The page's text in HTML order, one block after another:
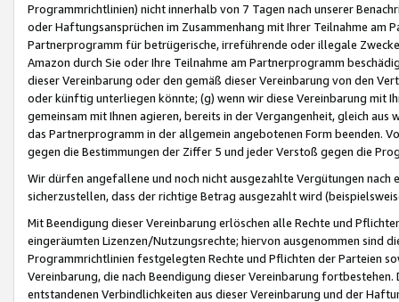
Programmrichtlinien) nicht innerhalb von 7 Tagen nach unserer
oder Haftungsansprüchen im Zusammenhang mit Ihrer Teilnahme am
Partnerprogramm für betrügerische, irreführende oder illegale
Amazon durch Sie oder Ihre Teilnahme am Partnerprogramm
dieser Vereinbarung oder den gemäß dieser Vereinbarung von den
oder künftig unterliegen könnte; (g) wenn wir diese Vereinbarung mit
gemeinsam mit Ihnen agieren, bereits in der Vergangenheit, gleich
das Partnerprogramm in der allgemein angebotenen Form beenden.
gegen die Bestimmungen der Ziffer 5 und jeder Verstoß gegen die
Wir dürfen angefallene und noch nicht ausgezahlte Vergütungen
sicherzustellen, dass der richtige Betrag ausgezahlt wird
Mit Beendigung dieser Vereinbarung erlöschen alle Rechte und
eingeräumten Lizenzen/Nutzungsrechte; hiervon ausgenommen sind
Programmrichtlinien festgelegten Rechte und Pflichten der Parteien
Vereinbarung, die nach Beendigung dieser Vereinbarung
entstandenen Verbindlichkeiten aus dieser Vereinbarung und der